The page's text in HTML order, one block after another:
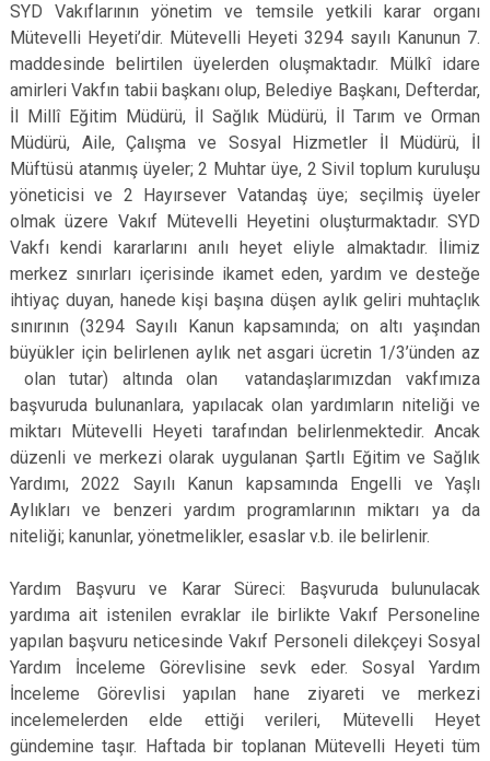
SYD Vakıflarının yönetim ve temsile yetkili karar organı
Mütevelli Heyeti’dir. Mütevelli Heyeti 3294 sayılı Kanunun 7.
maddesinde belirtilen üyelerden oluşmaktadır. Mülkî idare
amirleri Vakfın tabii başkanı olup, Belediye Başkanı, Defterdar,
İl Millî Eğitim Müdürü, İl Sağlık Müdürü, İl Tarım ve Orman
Müdürü, Aile, Çalışma ve Sosyal Hizmetler İl Müdürü, İl
Müftüsü atanmış üyeler; 2 Muhtar üye, 2 Sivil toplum kuruluşu
yöneticisi ve 2 Hayırsever Vatandaş üye; seçilmiş üyeler
olmak üzere Vakıf Mütevelli Heyetini oluşturmaktadır. SYD
Vakfı kendi kararlarını anılı heyet eliyle almaktadır. İlimiz
merkez sınırları içerisinde ikamet eden, yardım ve desteğe
ihtiyaç duyan, hanede kişi başına düşen aylık geliri muhtaçlık
sınırının (3294 Sayılı Kanun kapsamında; on altı yaşından
büyükler için belirlenen aylık net asgari ücretin 1/3’ünden az
olan tutar) altında olan vatandaşlarımızdan vakfımıza
başvuruda bulunanlara, yapılacak olan yardımların niteliği ve
miktarı Mütevelli Heyeti tarafından belirlenmektedir. Ancak
düzenli ve merkezi olarak uygulanan Şartlı Eğitim ve Sağlık
Yardımı, 2022 Sayılı Kanun kapsamında Engelli ve Yaşlı
Aylıkları ve benzeri yardım programlarının miktarı ya da
niteliği; kanunlar, yönetmelikler, esaslar v.b. ile belirlenir.
Yardım Başvuru ve Karar Süreci: Başvuruda bulunulacak
yardıma ait istenilen evraklar ile birlikte Vakıf Personeline
yapılan başvuru neticesinde Vakıf Personeli dilekçeyi Sosyal
Yardım İnceleme Görevlisine sevk eder. Sosyal Yardım
İnceleme Görevlisi yapılan hane ziyareti ve merkezi
incelemelerden elde ettiği verileri, Mütevelli Heyet
gündemine taşır. Haftada bir toplanan Mütevelli Heyeti tüm